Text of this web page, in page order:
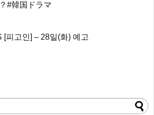
#韓国ドラマ
[피고인] – 28일(화) 예고